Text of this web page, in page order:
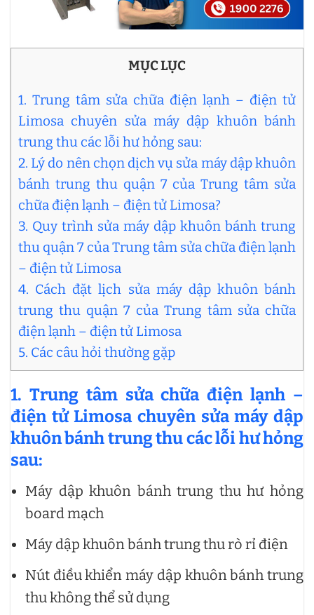
MỤC LỤC
1. Trung tâm sửa chữa điện lạnh – điện tử
Limosa chuyên sửa máy dập khuôn bánh
trung thu các lỗi hư hỏng sau:
2. Lý do nên chọn dịch vụ sửa máy dập khuôn
bánh trung thu quận 7 của Trung tâm sửa
chữa điện lạnh – điện tử Limosa?
3. Quy trình sửa máy dập khuôn bánh trung
thu quận 7 của Trung tâm sửa chữa điện lạnh
– điện tử Limosa
4. Cách đặt lịch sửa máy dập khuôn bánh
trung thu quận 7 của Trung tâm sửa chữa
điện lạnh – điện tử Limosa
5. Các câu hỏi thường gặp
1. Trung tâm sửa chữa điện lạnh –
điện tử Limosa chuyên sửa máy dập
khuôn bánh trung thu các lỗi hư hỏng
sau:
Máy dập khuôn bánh trung thu hư hỏng
board mạch
Máy dập khuôn bánh trung thu rò rỉ điện
Nút điều khiển máy dập khuôn bánh trung
thu không thể sử dụng